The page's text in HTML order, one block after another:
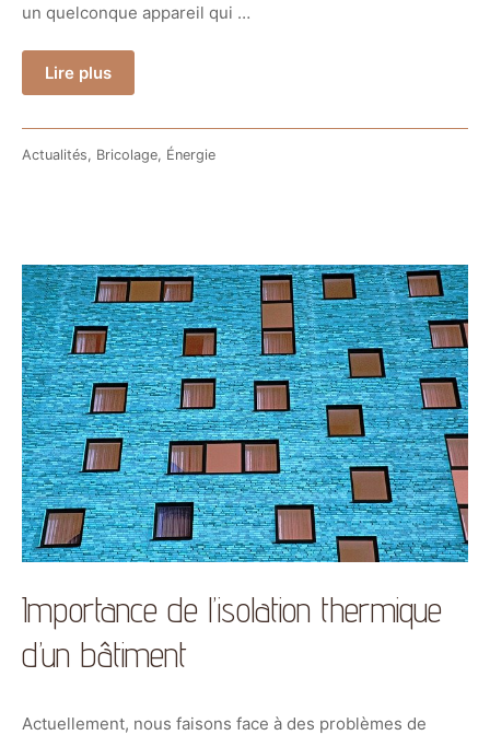
un quelconque appareil qui …
Lire plus
Actualités, Bricolage, Énergie
Importance de l’isolation thermique
d’un bâtiment
Actuellement, nous faisons face à des problèmes de